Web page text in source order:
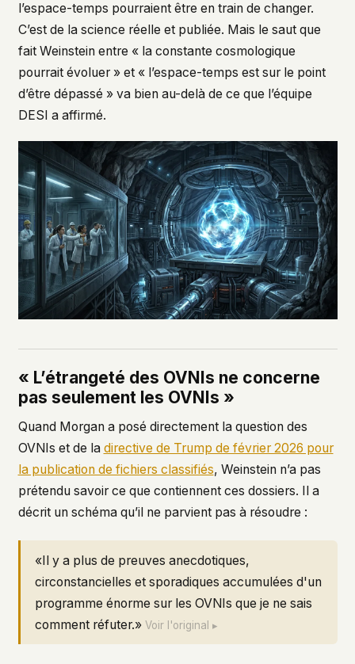
l’espace-temps pourraient être en train de changer.
C’est de la science réelle et publiée. Mais le saut que
fait Weinstein entre « la constante cosmologique
pourrait évoluer » et « l’espace-temps est sur le point
d’être dépassé » va bien au-delà de ce que l’équipe
DESI a affirmé.
« L’étrangeté des OVNIs ne concerne
pas seulement les OVNIs »
Quand Morgan a posé directement la question des
OVNIs et de la directive de Trump de février 2026 pour
la publication de fichiers classifiés, Weinstein n’a pas
prétendu savoir ce que contiennent ces dossiers. Il a
décrit un schéma qu’il ne parvient pas à résoudre :
«Il y a plus de preuves anecdotiques,
circonstancielles et sporadiques accumulées d'un
programme énorme sur les OVNIs que je ne sais
comment réfuter.»Voir l'original ▸